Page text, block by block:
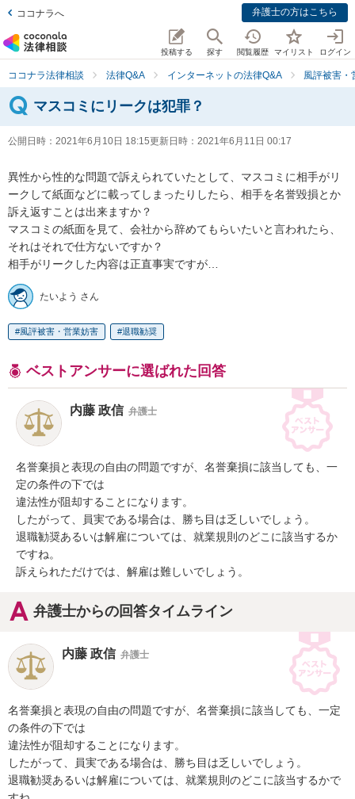
ココナラへ 弁護士の方はこちら
投稿する 探す 閲覧履歴 マイリスト ログイン
ココナラ法律相談 法律Q&A インターネットの法律Q&A 風評被害・
マスコミにリークは犯罪？
公開日時： 2021年6月10日 18:15更新日時： 2021年6月11日 00:17
異性から性的な問題で訴えられていたとして、マスコミに相手がリ
ークして紙面などに載ってしまったりしたら、相手を名誉毀損とか
訴え返すことは出来ますか？
マスコミの紙面を見て、会社から辞めてもらいたいと言われたら、
それはそれで仕方ないですか？
たいよう さん
風評被害・営業妨害 退職勧奨
ベストアンサーに選ばれた回答
内藤 政信 弁護士
名誉棄損と表現の自由の問題ですが、名誉棄損に該当しても、一
定の条件の下では
違法性が阻却することになります。
したがって、員実である場合は、勝ち目は乏しいでしょう。
退職勧奨あるいは解雇については、就業規則のどこに該当するか
ですね。
訴えられただけでは、解雇は難しいでしょう。
弁護士からの回答タイムライン
内藤 政信 弁護士
名誉棄損と表現の自由の問題ですが、名誉棄損に該当しても、一定
の条件の下では
違法性が阻却することになります。
したがって、員実である場合は、勝ち目は乏しいでしょう。
退職勧奨あるいは解雇については、就業規則のどこに該当するかで